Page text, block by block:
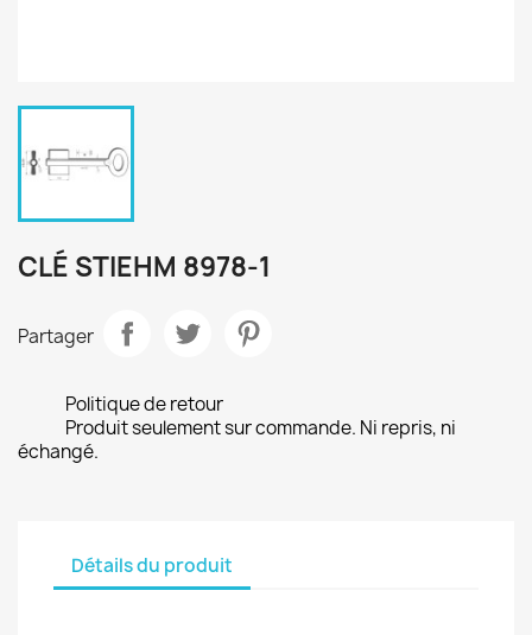
CLÉ STIEHM 8978-1
Partager
Politique de retour
Produit seulement sur commande. Ni repris, ni
échangé.
Détails du produit